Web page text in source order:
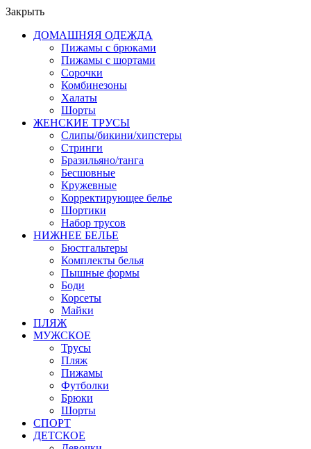
Закрыть
ДОМАШНЯЯ ОДЕЖДА
Пижамы с брюками
Пижамы с шортами
Сорочки
Комбинезоны
Халаты
Шорты
ЖЕНСКИЕ ТРУСЫ
Слипы/бикини/хипстеры
Стринги
Бразильяно/танга
Бесшовные
Кружевные
Корректирующее белье
Шортики
Набор трусов
НИЖНЕЕ БЕЛЬЕ
Бюстгальтеры
Комплекты белья
Пышные формы
Боди
Корсеты
Майки
ПЛЯЖ
МУЖСКОЕ
Трусы
Пляж
Пижамы
Футболки
Брюки
Шорты
СПОРТ
ДЕТСКОЕ